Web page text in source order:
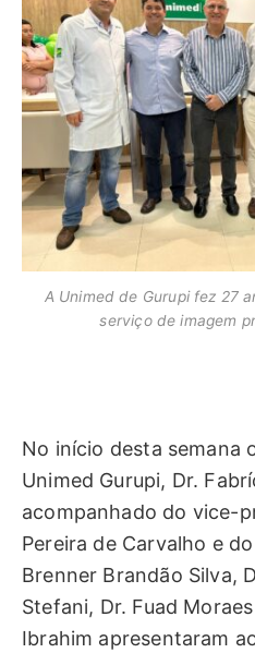
A Unimed de Gurupi fez 27
serviço de imagem
No início desta semana
Unimed Gurupi, Dr.
acompanhado do vice-
Pereira de Carvalho e
Brenner Brandão Silva,
Stefani, Dr. Fuad
Ibrahim apresentaram